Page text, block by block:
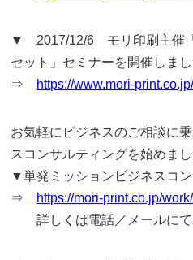
▼ 2017/12/6 モリ印刷主催「
セット」セミナーを開催しまし
⇒ https://www.mori-
お気軽にビジネスのご相談に
スコンサルティングを始めまし
▼単発ミッションビジネスコ
⇒ https://mori-print.co.jp/
詳しくは電話／メールにて